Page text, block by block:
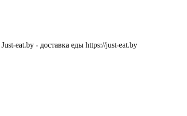
Just-eat.by - доставка еды https://just-eat.by